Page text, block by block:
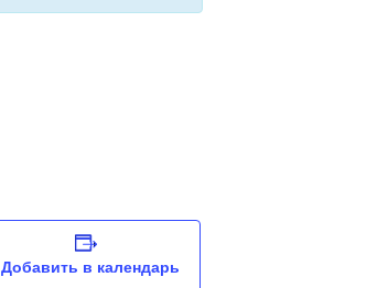
Добавить в календарь